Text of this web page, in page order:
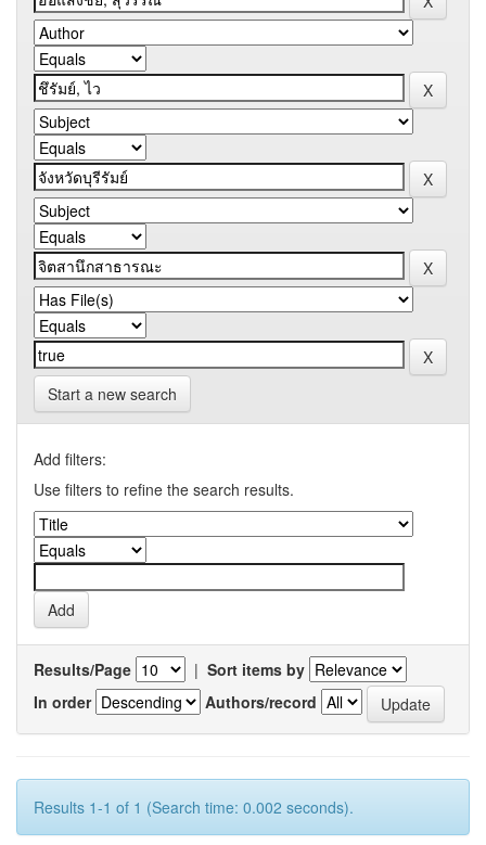
Start a new search
Add filters:
Use filters to refine the search results.
Results/Page | Sort items by
In order
Authors/record
Results 1-1 of 1 (Search time: 0.002 seconds).